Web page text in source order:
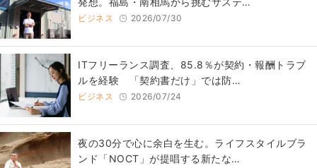
ビジネス 2026/07/30
ITフリーランス調査、85.8％が契約・報酬トラブ
ルを経験 「契約書だけ」では防…
ビジネス 2026/07/24
​夜の30分で心に余白を生む。ライフスタイルブラ
ンド「NOCT」が提唱する新たな…